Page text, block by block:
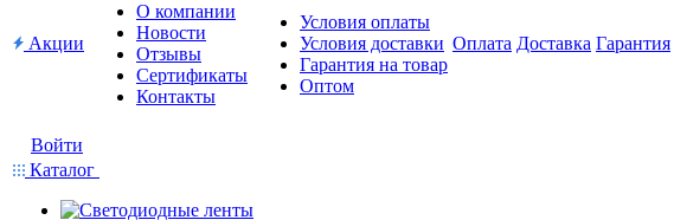
Акции
О компании
Новости
Отзывы
Сертификаты
Контакты
Условия оплаты
Условия доставки
Гарантия на товар
Оптом
Оплата Доставка Гарантия
Войти
Каталог